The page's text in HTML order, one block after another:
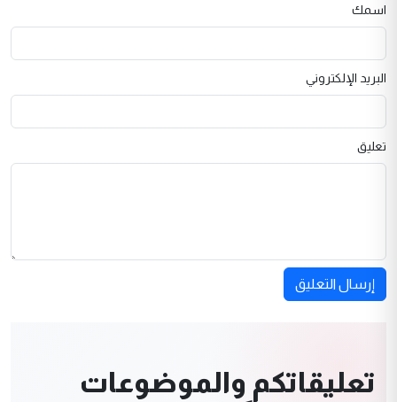
اسمك
البريد الإلكتروني
تعليق
إرسال التعليق
تعليقاتكم والموضوعات